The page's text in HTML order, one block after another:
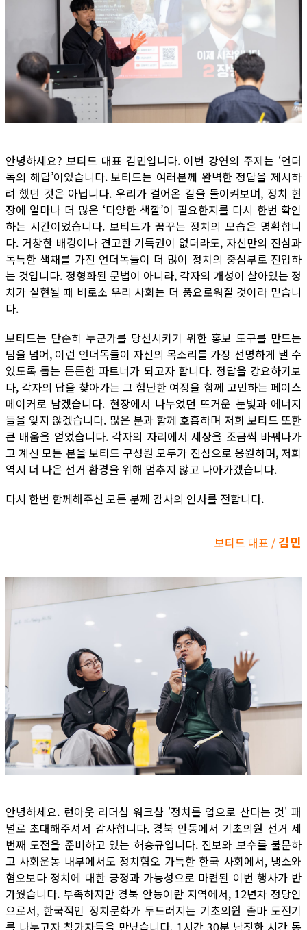
안녕하세요? 보티드 대표 김민입니다. 이번 강연의 주제는 ‘언더
독의 해답’이었습니다. 보티드는 여러분께 완벽한 정답을 제시하
려 했던 것은 아닙니다. 우리가 걸어온 길을 돌이켜보며, 정치 현
장에 얼마나 더 많은 ‘다양한 색깔’이 필요한지를 다시 한번 확인
하는 시간이었습니다. 보티드가 꿈꾸는 정치의 모습은 명확합니
다. 거창한 배경이나 견고한 기득권이 없더라도, 자신만의 진심과
독특한 색채를 가진 언더독들이 더 많이 정치의 중심부로 진입하
는 것입니다. 정형화된 문법이 아니라, 각자의 개성이 살아있는 정
치가 실현될 때 비로소 우리 사회는 더 풍요로워질 것이라 믿습니
다.
보티드는 단순히 누군가를 당선시키기 위한 홍보 도구를 만드는
팀을 넘어, 이런 언더독들이 자신의 목소리를 가장 선명하게 낼 수
있도록 돕는 든든한 파트너가 되고자 합니다. 정답을 강요하기보
다, 각자의 답을 찾아가는 그 험난한 여정을 함께 고민하는 페이스
메이커로 남겠습니다. 현장에서 나누었던 뜨거운 눈빛과 에너지
들을 잊지 않겠습니다. 많은 분과 함께 호흡하며 저희 보티드 또한
큰 배움을 얻었습니다. 각자의 자리에서 세상을 조금씩 바꿔나가
고 계신 모든 분을 보티드 구성원 모두가 진심으로 응원하며, 저희
역시 더 나은 선거 환경을 위해 멈추지 않고 나아가겠습니다.
다시 한번 함께해주신 모든 분께 감사의 인사를 전합니다.
보티드 대표 / 김민
안녕하세요. 런아웃 리더십 워크샵 '정치를 업으로 산다는 것' 패
널로 초대해주셔서 감사합니다. 경북 안동에서 기초의원 선거 세
번째 도전을 준비하고 있는 허승규입니다. 진보와 보수를 불문하
고 사회운동 내부에서도 정치혐오 가득한 한국 사회에서, 냉소와
혐오보다 정치에 대한 긍정과 가능성으로 마련된 이번 행사가 반
가웠습니다. 부족하지만 경북 안동이란 지역에서, 12년차 정당인
으로서, 한국적인 정치문화가 두드러지는 기초의원 출마 도전기
를 나누고자 참가자들을 만났습니다. 1시간 30분 남짓한 시간 동